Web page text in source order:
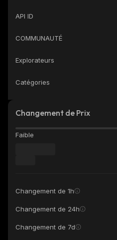
API ID
COMMUNAUTÉ
Explorateurs
Catégories
Changement de Prix
Faible
Changement de 1h
Changement de 24h
Changement de 7d